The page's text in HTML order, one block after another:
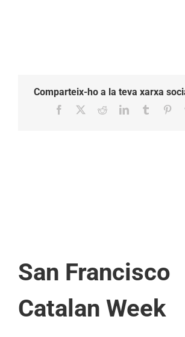
Comparteix-ho a la teva xarxa
Facebook RedditLinkedInTumblr
San Francisco
Catalan Week